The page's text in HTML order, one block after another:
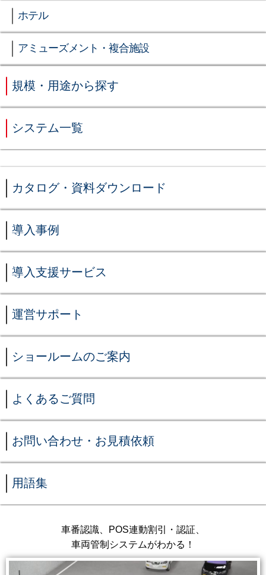
ホテル
アミューズメント・複合施設
規模・用途から探す
システム一覧
カタログ・資料ダウンロード
導入事例
導入支援サービス
運営サポート
ショールームのご案内
よくあるご質問
お問い合わせ・お見積依頼
用語集
車番認識、POS連動割引・認証、
車両管制システムがわかる！